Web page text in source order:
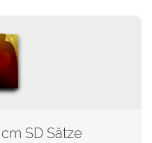
SD Sätze